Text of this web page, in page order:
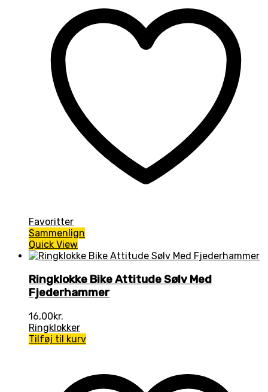
Favoritter
Sammenlign
Quick View
Ringklokke Bike Attitude Sølv Med
Fjederhammer
16,00kr.
Ringklokker
Tilføj til kurv